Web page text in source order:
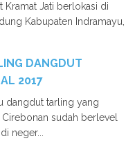
Kramat Jati berlokasi di
Kabupaten Indramayu,
DANGDUT
2017
dangdut tarling yang
sudah berlevel
neger...